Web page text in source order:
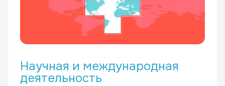
Научная и международная
деятельность